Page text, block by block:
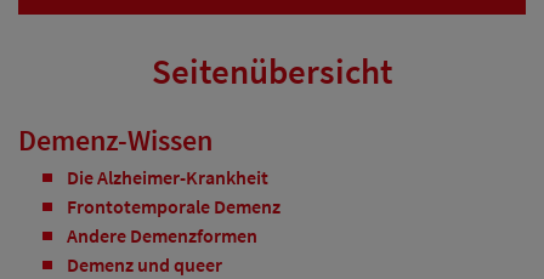
Seitenübersicht
Demenz-Wissen
Die Alzheimer-Krankheit
Frontotemporale Demenz
Andere Demenzformen
Demenz und queer